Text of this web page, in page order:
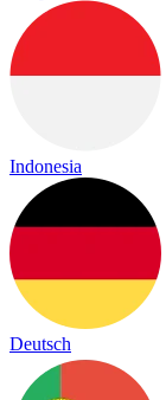
Indonesia
Deutsch